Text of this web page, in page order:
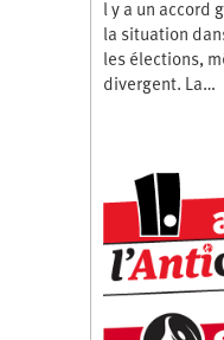
l y a un accord
la situation
les élections,
divergent. La…